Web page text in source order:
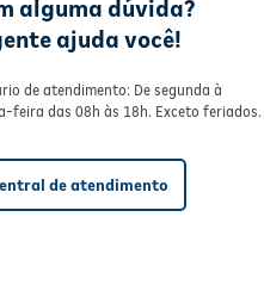
alguma dúvida?
ajuda você!
de atendimento: De segunda à
feira das 08h às 18h. Exceto feriados.
de atendimento